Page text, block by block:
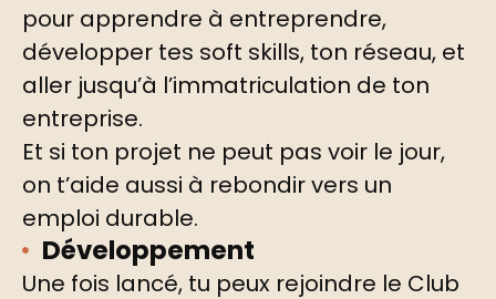
pour apprendre à entreprendre,
développer tes soft skills, ton réseau, et
aller jusqu’à l’immatriculation de ton
entreprise.
Et si ton projet ne peut pas voir le jour,
on t’aide aussi à rebondir vers un
emploi durable.
Développement
Une fois lancé, tu peux rejoindre le Club